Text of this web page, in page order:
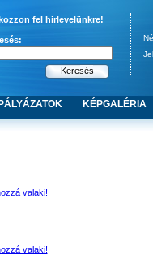
fel hirlevelünkre!
PÁLYÁZATOK KÉPGALÉRIA
valaki!
valaki!